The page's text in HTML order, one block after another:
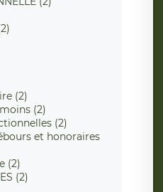
(2)
(2)
(2)
et honoraires
(2)
(2)